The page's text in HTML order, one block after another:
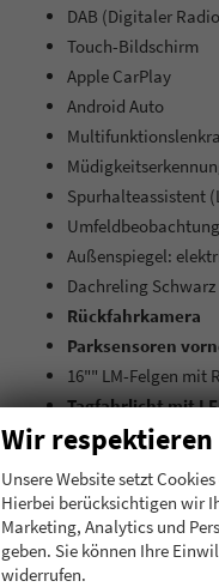
DAB (Digitaler
Touch-Bildschirm
Apple CarPlay
Android Auto
Spurhalteassistent
Außenspiegel:
Dachreling Schwarz
Rückfahrkamera
Parksensoren
16"" LM-Felgen mit
Tagfahrlicht mit
Jahre / 120.000 KM
Innen
Wir
Unsere Website setzt
Hierbei berücksichtigen wir
Marketing, Analytics und
geben. Sie können Ihre
widerrufen.